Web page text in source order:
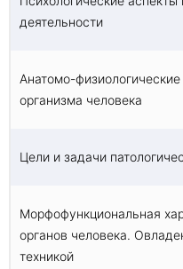
деятельности
Анатомо-
организма человека
Цели и задачи
Морфофункциональная
органов человека.
техникой